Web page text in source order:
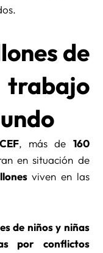
de
, más de 160
en situación de
viven en las
de niños y niñas
por conflictos